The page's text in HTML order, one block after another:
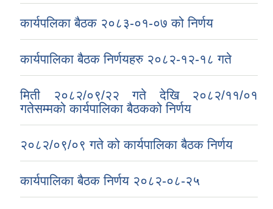
कार्यपलिका बैठक २०८३-०१-०७ को निर्णय
कार्यपालिका बैठक निर्णयहरु २०८२-१२-१८ गते
मिती २०८२/०९/२२ गते देखि २०८२/११/०१
गतेसम्मको कार्यपालिका बैठकको निर्णय
२०८२/०९/०९ गते को कार्यपालिका बैठक निर्णय
कार्यपालिका बैठक निर्णय २०८२-०८-२५